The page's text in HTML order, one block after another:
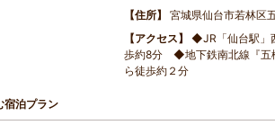
住所
宮城県仙台市若林区
アクセス
◆JR「仙台駅」
歩約8分 ◆地下鉄南北線『五
ら徒歩約２分
宿泊プラン